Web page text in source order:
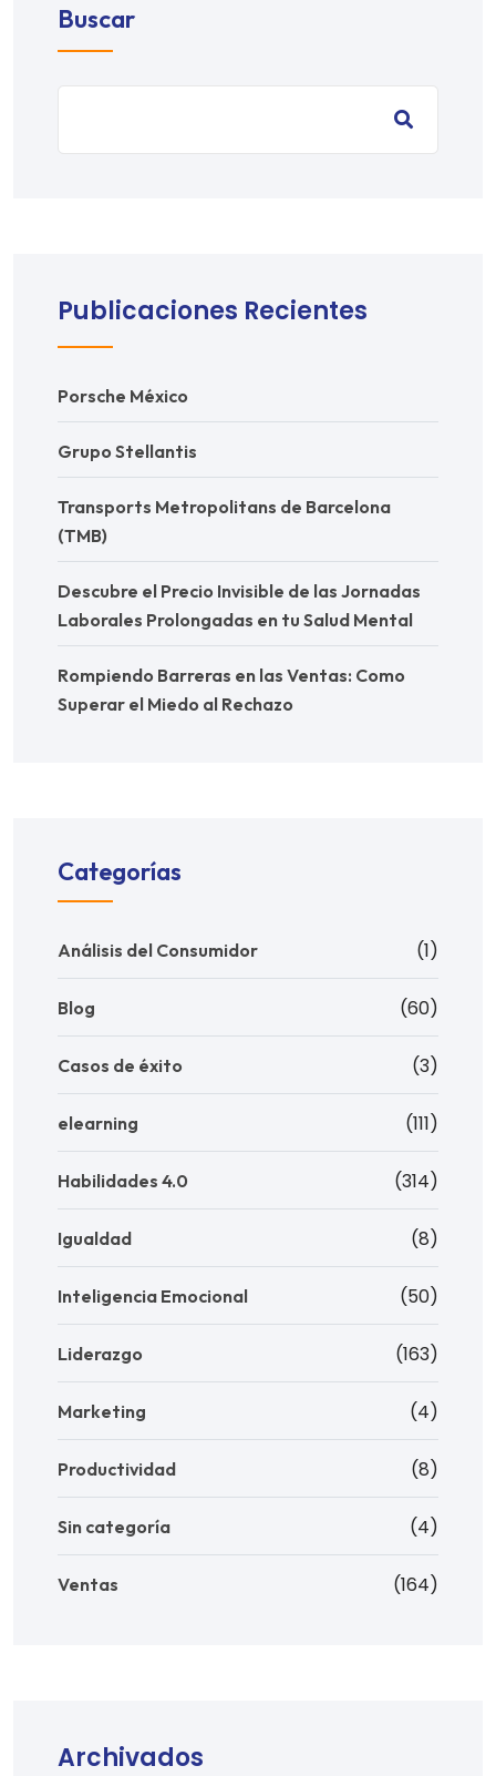
Buscar
Publicaciones Recientes
Porsche México
Grupo Stellantis
Transports Metropolitans de Barcelona
(TMB)
Descubre el Precio Invisible de las Jornadas
Laborales Prolongadas en tu Salud Mental
Rompiendo Barreras en las Ventas: Como
Superar el Miedo al Rechazo
Categorías
Análisis del Consumidor (1)
Blog (60)
Casos de éxito (3)
elearning (111)
Habilidades 4.0 (314)
Igualdad (8)
Inteligencia Emocional (50)
Liderazgo (163)
Marketing (4)
Productividad (8)
Sin categoría (4)
Ventas (164)
Archivados